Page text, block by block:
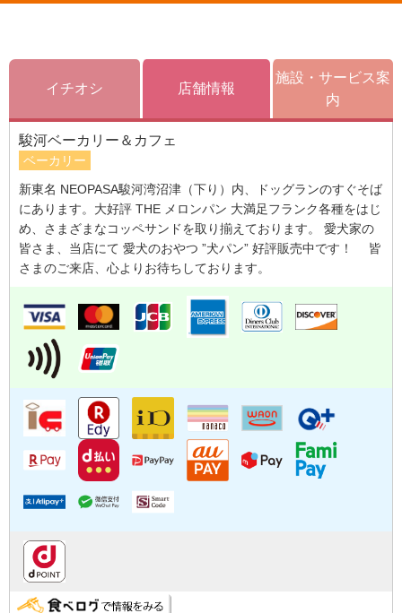
イチオシ 店舗情報
施設・サービス案
内
駿河ベーカリー＆カフェ
ベーカリー
新東名 NEOPASA駿河湾沼津（下り）内、ドッグランのすぐそば
にあります。大好評 THE メロンパン 大満足フランク各種をはじ
め、さまざまなコッペサンドを取り揃えております。 愛犬家の
皆さま、当店にて 愛犬のおやつ ”犬パン” 好評販売中です！ 皆
さまのご来店、心よりお待ちしております。